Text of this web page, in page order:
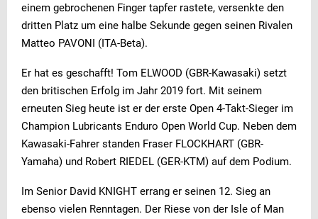
einem gebrochenen Finger tapfer rastete, versenkte den
dritten Platz um eine halbe Sekunde gegen seinen Rivalen
Matteo PAVONI (ITA-Beta).
Er hat es geschafft! Tom ELWOOD (GBR-Kawasaki) setzt
den britischen Erfolg im Jahr 2019 fort. Mit seinem
erneuten Sieg heute ist er der erste Open 4-Takt-Sieger im
Champion Lubricants Enduro Open World Cup. Neben dem
Kawasaki-Fahrer standen Fraser FLOCKHART (GBR-
Yamaha) und Robert RIEDEL (GER-KTM) auf dem Podium.
Im Senior David KNIGHT errang er seinen 12. Sieg an
ebenso vielen Renntagen. Der Riese von der Isle of Man